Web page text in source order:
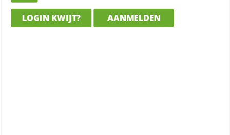
LOGIN KWIJT? AANMELDEN